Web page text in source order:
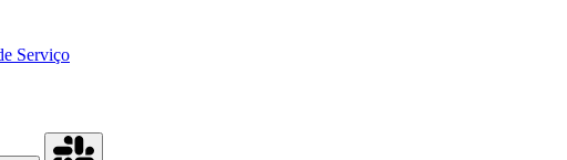
Serviço